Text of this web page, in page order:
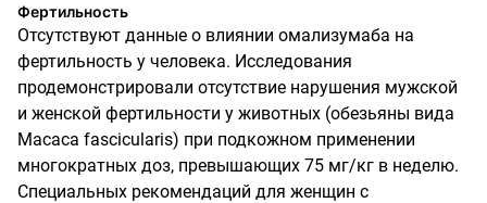
Фертильность
Отсутствуют данные о влиянии омализумаба на
фертильность у человека. Исследования
продемонстрировали отсутствие нарушения мужской
и женской фертильности у животных (обезьяны вида
Macaca fascicularis) при подкожном применении
многократных доз, превышающих 75 мг/кг в неделю.
Специальных рекомендаций для женщин с